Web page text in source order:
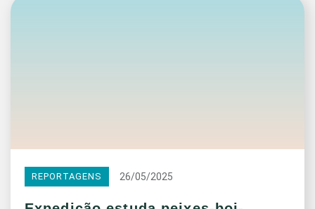
REPORTAGENS 26/05/2025